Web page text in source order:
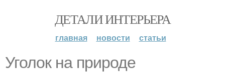
ДЕТАЛИ ИНТЕРЬЕРА
главная новости статьи
Уголок на природе